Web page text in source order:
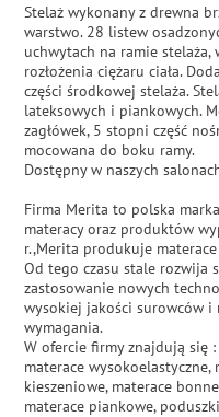
Stelaż wykonany z drewna
warstwo. 28 listew
uchwytach na ramie stelaża,
rozłożenia ciężaru ciała.
części środkowej stelaża.
lateksowych i piankowych.
zagłówek, 5 stopni część
mocowana do boku ramy.
Dostępny w naszych
Firma Merita to polska
materacy oraz produktów
r.,Merita produkuje materace
Od tego czasu stale rozwija
zastosowanie nowych
wysokiej jakości surowców i
wymagania.
W ofercie firmy znajdują się
materace wysokoelastyczne,
kieszeniowe, materace
materace piankowe,